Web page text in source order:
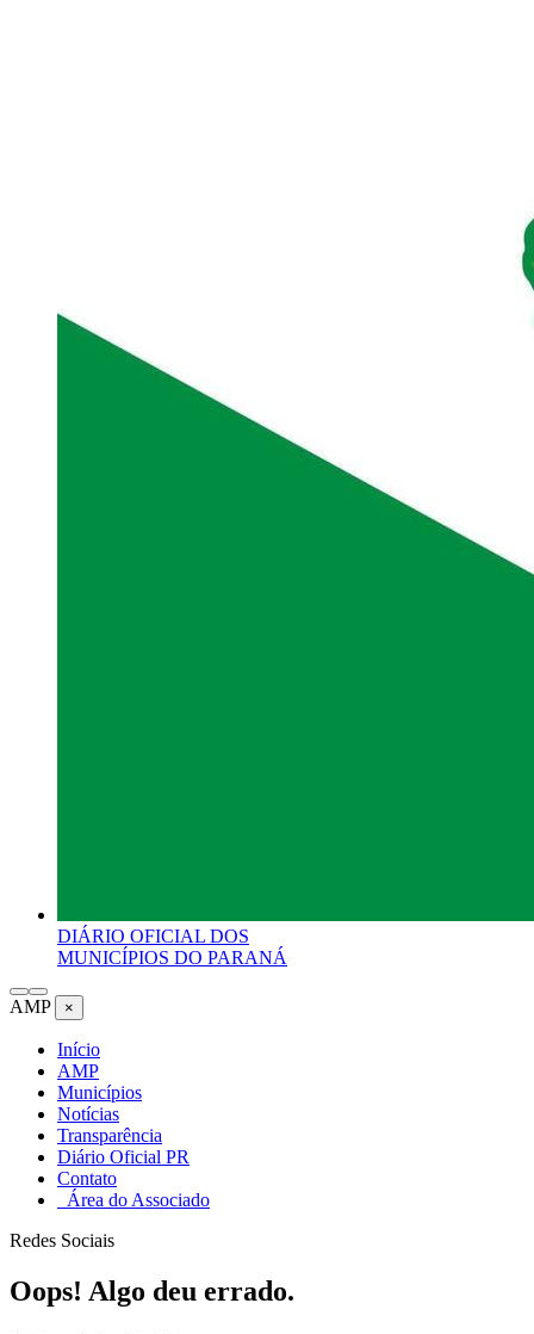
DIÁRIO OFICIAL DOS
MUNICÍPIOS DO PARANÁ
AMP ×
Início
AMP
Municípios
Notícias
Transparência
Diário Oficial PR
Contato
Área do Associado
Redes Sociais
Oops! Algo deu errado.